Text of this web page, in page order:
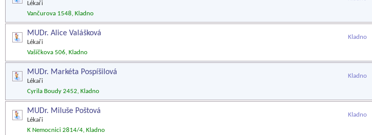
Lékaři
Vančurova 1548, Kladno
MUDr. Alice Valášková
Lékaři
Kladno
Vašíčkova 506, Kladno
MUDr. Markéta Pospíšilová
Lékaři
Kladno
Cyrila Boudy 2452, Kladno
MUDr. Miluše Poštová
Lékaři
Kladno
K Nemocnici 2814/4, Kladno